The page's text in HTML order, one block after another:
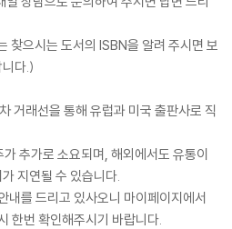
찾으시는 도서의 ISBN을 알려 주시면 보
다.)
거래선을 통해 유럽과 미국 출판사로 직
추가로 소요되며, 해외에서도 유통이
지연될 수 있습니다.
내를 드리고 있사오니 마이페이지에서
한번 확인해주시기 바랍니다.